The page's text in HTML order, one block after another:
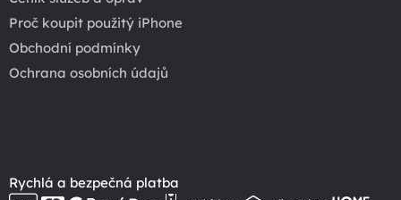
Proč koupit použitý iPhone
Obchodní podmínky
Ochrana osobních údajů
Rychlá a bezpečná platba